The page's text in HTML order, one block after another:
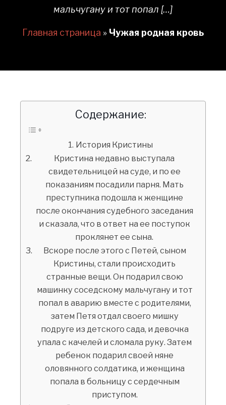
мальчугану и тот попал […]
Главная страница » Чужая родная кровь
Содержание:
История Кристины
Кристина недавно выступала
свидетельницей на суде, и по ее
показаниям посадили парня. Мать
преступника подошла к женщине
после окончания судебного заседания
и сказала, что в ответ на ее поступок
проклянет ее сына.
Вскоре после этого с Петей, сыном
Кристины, стали происходить
странные вещи. Он подарил свою
машинку соседскому мальчугану и тот
попал в аварию вместе с родителями,
затем Петя отдал своего мишку
подруге из детского сада, и девочка
упала с качелей и сломала руку. Затем
ребенок подарил своей няне
оловянного солдатика, и женщина
попала в больницу с сердечным
приступом.